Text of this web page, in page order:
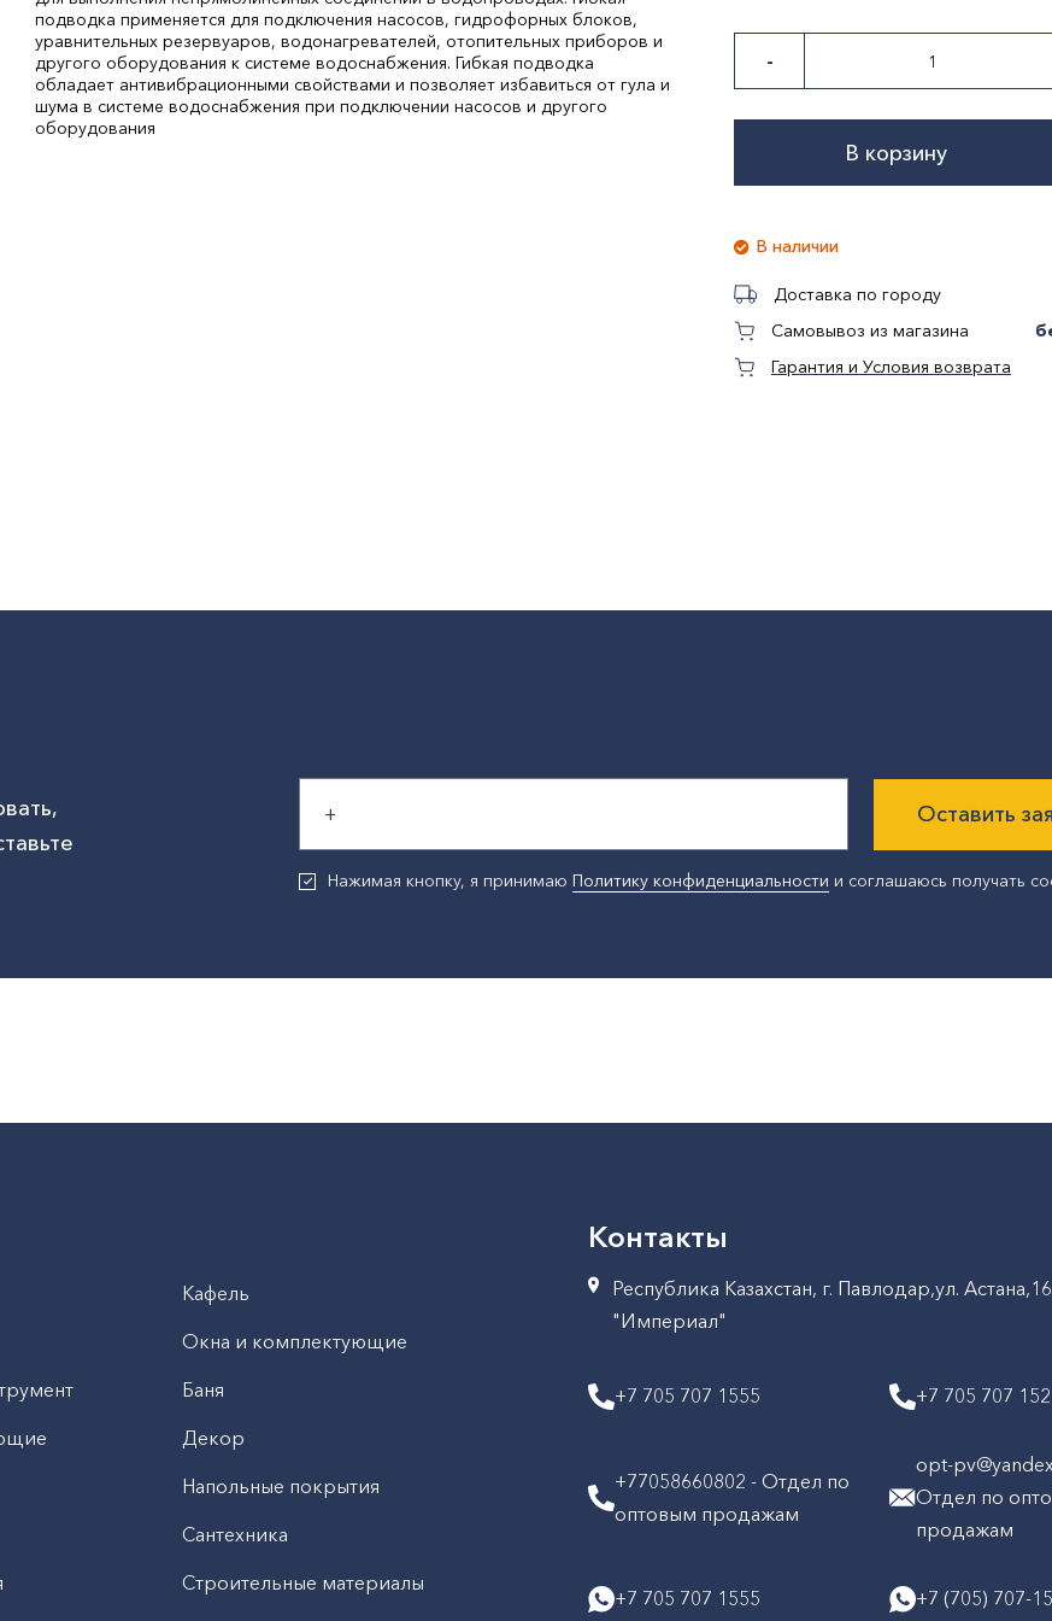
подводка применяется для подключения насосов, гидрофорных блоков,
уравнительных резервуаров, водонагревателей, отопительных приборов и
другого оборудования к системе водоснабжения. Гибкая подводка
обладает антивибрационными свойствами и позволяет избавиться от гула и
шума в системе водоснабжения при подключении насосов и другого
оборудования
-
В корзину
В наличии
Доставка по городу
Самовывоз из магазина
Гарантия и Условия возврата
Оставить
Нажимая кнопку, я принимаюПолитику конфиденциальности и соглашаюсь получать
Кафель
Окна и комплектующие
Баня
Декор
Напольные покрытия
Сантехника
Строительные материалы
Контакты
Республика Казахстан, г. Павлодар,ул.
"Империал"
+7 705 707 1555 +7 705 707
+77058660802 - Отдел по
оптовым продажам
opt-
Отдел по
продажам
+7 705 707 1555 +7 (705) 707-